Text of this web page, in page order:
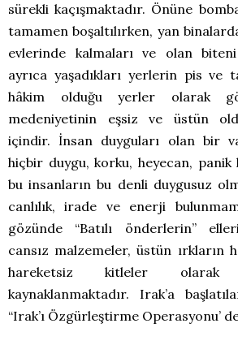
sürekli kaçışmaktadır. Önüne
tamamen boşaltılırken, yan
evlerinde kalmaları ve olan
ayrıca yaşadıkları yerlerin pis ve
hâkim olduğu yerler olarak
medeniyetinin eşsiz ve üstün
içindir. İnsan duyguları olan bir
hiçbir duygu, korku, heyecan, panik
bu insanların bu denli duygusuz
canlılık, irade ve enerji
gözünde “Batılı önderlerin”
cansız malzemeler, üstün ırkların
hareketsiz kitleler olarak
kaynaklanmaktadır. Irak’a
“Irak’ı Özgürleştirme Operasyonu’